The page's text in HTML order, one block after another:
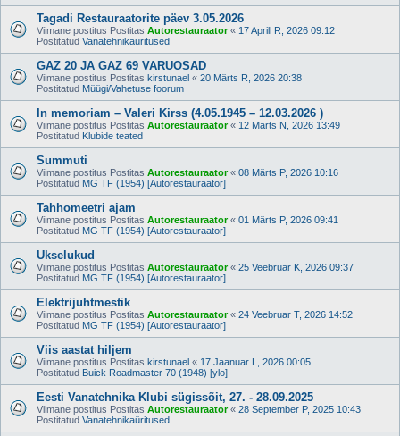
Tagadi Restauraatorite päev 3.05.2026
Viimane postitus Postitas Autorestauraator« 17 Aprill R, 2026 09:12
Postitatud Vanatehnikaüritused
GAZ 20 JA GAZ 69 VARUOSAD
Viimane postitus Postitas kirstunael « 20 Märts R, 2026 20:38
Postitatud Müügi/Vahetuse foorum
In memoriam – Valeri Kirss (4.05.1945 – 12.03.2026 )
Viimane postitus Postitas Autorestauraator« 12 Märts N, 2026 13:49
Postitatud Klubide teated
Summuti
Viimane postitus Postitas Autorestauraator« 08 Märts P, 2026 10:16
Postitatud MG TF (1954) [Autorestauraator]
Tahhomeetri ajam
Viimane postitus Postitas Autorestauraator« 01 Märts P, 2026 09:41
Postitatud MG TF (1954) [Autorestauraator]
Ukselukud
Viimane postitus Postitas Autorestauraator« 25 Veebruar K, 2026 09:37
Postitatud MG TF (1954) [Autorestauraator]
Elektrijuhtmestik
Viimane postitus Postitas Autorestauraator« 24 Veebruar T, 2026 14:52
Postitatud MG TF (1954) [Autorestauraator]
Viis aastat hiljem
Viimane postitus Postitas kirstunael « 17 Jaanuar L, 2026 00:05
Postitatud Buick Roadmaster 70 (1948) [ylo]
Eesti Vanatehnika Klubi sügissõit, 27. - 28.09.2025
Viimane postitus Postitas Autorestauraator« 28 September P, 2025 10:43
Postitatud Vanatehnikaüritused